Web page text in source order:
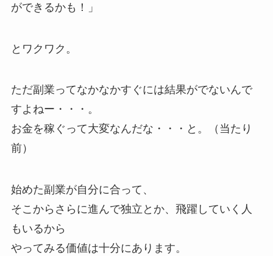
ができるかも！」
とワクワク。
ただ副業ってなかなかすぐには結果がでないんで
すよねー・・・。
お金を稼ぐって大変なんだな・・・と。（当たり
前）
始めた副業が自分に合って、
そこからさらに進んで独立とか、飛躍していく人
もいるから
やってみる価値は十分にあります。